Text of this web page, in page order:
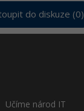
do diskuze (0)
Učíme národ IT